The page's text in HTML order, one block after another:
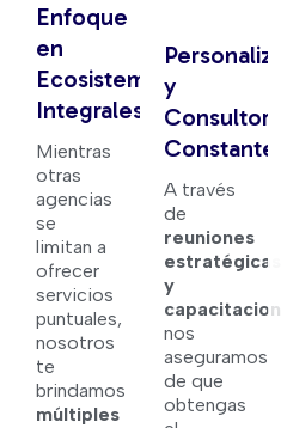
Enfoque
en
Ecosistemas
Integrales
Mientras
otras
agencias
se
limitan a
ofrecer
servicios
puntuales,
nosotros
te
brindamos
múltiples
y
Consultoría
Constante
A través
de
reuniones
estratégicas
y
nos
aseguramos
de que
obtengas